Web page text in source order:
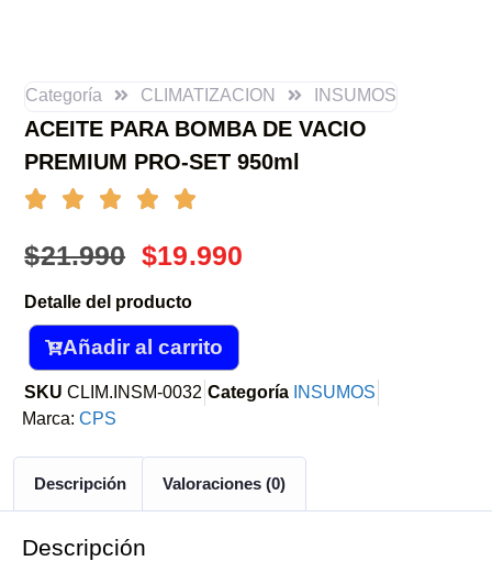
Categoría CLIMATIZACION INSUMOS
ACEITE PARA BOMBA DE VACIO
PREMIUM PRO-SET 950ml
$21.990 $19.990
Detalle del producto
Añadir al carrito
SKUCLIM.INSM-0032 Categoría INSUMOS
Marca: CPS
Descripción Valoraciones (0)
Descripción